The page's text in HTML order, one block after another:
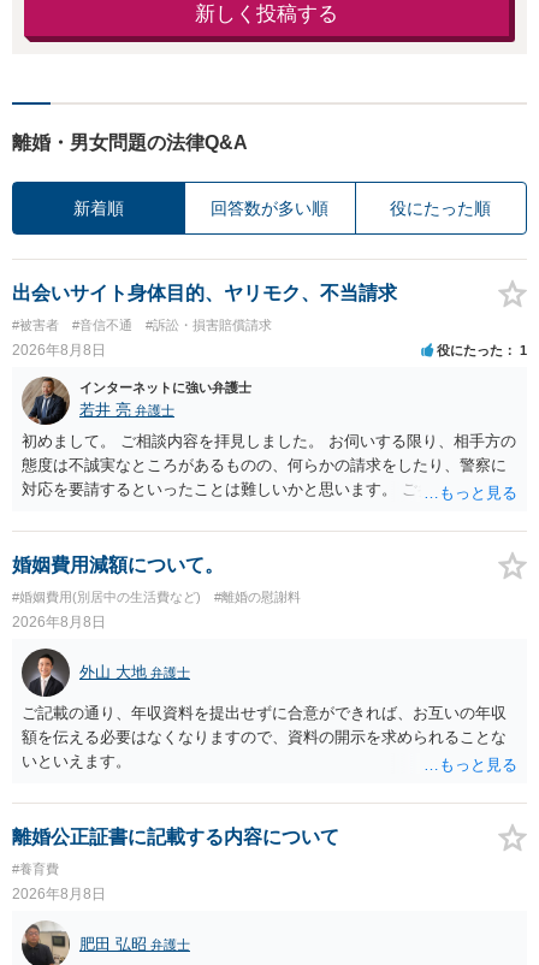
新しく投稿する
離婚・男女問題の法律Q&A
新着順 回答数が多い順 役にたった順
出会いサイト身体目的、ヤリモク、不当請求
#被害者 #音信不通 #訴訟・損害賠償請求
2026年8月8日 役にたった 1
インターネットに強い弁護士
若井 亮 弁護士
初めまして。 ご相談内容を拝見しました。 お伺いする限り、相手方の
態度は不誠実なところがあるものの、何らかの請求をしたり、警察に
対応を要請するといったことは難しいかと思います。 ご参考になれば
婚姻費用減額について。
#婚姻費用(別居中の生活費など) #離婚の慰謝料
2026年8月8日
外山 大地 弁護士
ご記載の通り、年収資料を提出せずに合意ができれば、お互いの年収
額を伝える必要はなくなりますので、資料の開示を求められることな
いといえます。
離婚公正証書に記載する内容について
#養育費
2026年8月8日
肥田 弘昭 弁護士